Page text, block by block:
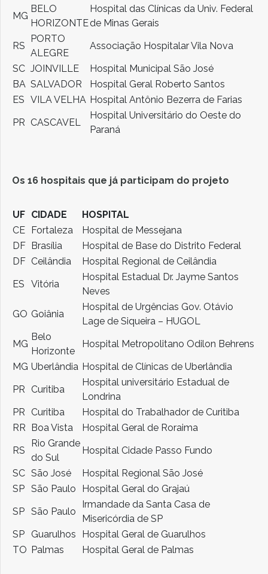
MG
BELO
HORIZONTE
Hospital das Clínicas da Univ. Federal
de Minas Gerais
RS
PORTO
ALEGRE
Associação Hospitalar Vila Nova
SC JOINVILLE
Hospital Municipal São José
BA SALVADOR
Hospital Geral Roberto Santos
ES VILA VELHA Hospital Antônio Bezerra de Farias
PR CASCAVEL
Hospital Universitário do Oeste do
Paraná
Os 16 hospitais que já participam do projeto
UF CIDADE
HOSPITAL
CE
Fortaleza
Hospital de Messejana
DF
Brasília
Hospital de Base do Distrito Federal
DF Ceilândia
Hospital Regional de Ceilândia
ES
Vitória
Hospital Estadual Dr. Jayme Santos
Neves
GO Goiânia
Hospital de Urgências Gov. Otávio
Lage de Siqueira – HUGOL
MG
Belo
Horizonte
Hospital Metropolitano Odilon Behrens
MG Uberlândia Hospital de Clínicas de Uberlândia
PR Curitiba
Hospital universitário Estadual de
Londrina
PR Curitiba
Hospital do Trabalhador de Curitiba
RR
Boa Vista
Hospital Geral de Roraima
RS
Rio Grande
do Sul
Hospital Cidade Passo Fundo
SC São José
Hospital Regional São José
SP São Paulo
Hospital Geral do Grajaú
SP São Paulo
Irmandade da Santa Casa de
Misericórdia de SP
SP
Guarulhos
Hospital Geral de Guarulhos
TO Palmas Hospital Geral de Palmas